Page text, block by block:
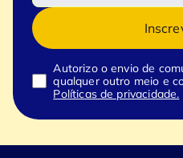
Autorizo o envio de
qualquer outro meio e
Políticas de privacidade.